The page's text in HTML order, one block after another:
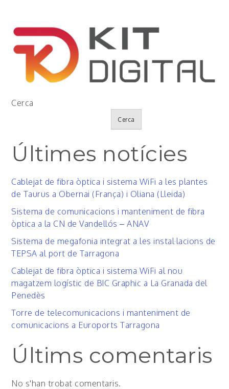
Cerca
Cerca
Últimes notícies
Cablejat de fibra òptica i sistema WiFi a les plantes
de Taurus a Obernai (França) i Oliana (Lleida)
Sistema de comunicacions i manteniment de fibra
òptica a la CN de Vandellós – ANAV
Sistema de megafonia integrat a les instal·lacions de
TEPSA al port de Tarragona
Cablejat de fibra òptica i sistema WiFi al nou
magatzem logístic de BIC Graphic a La Granada del
Penedès
Torre de telecomunicacions i manteniment de
comunicacions a Euroports Tarragona
Últims comentaris
No s'han trobat comentaris.